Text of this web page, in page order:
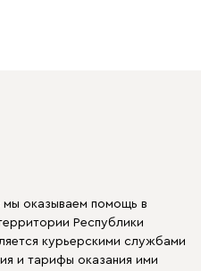
оказываем помощь в
Республики
курьерскими службами
и тарифы оказания ими